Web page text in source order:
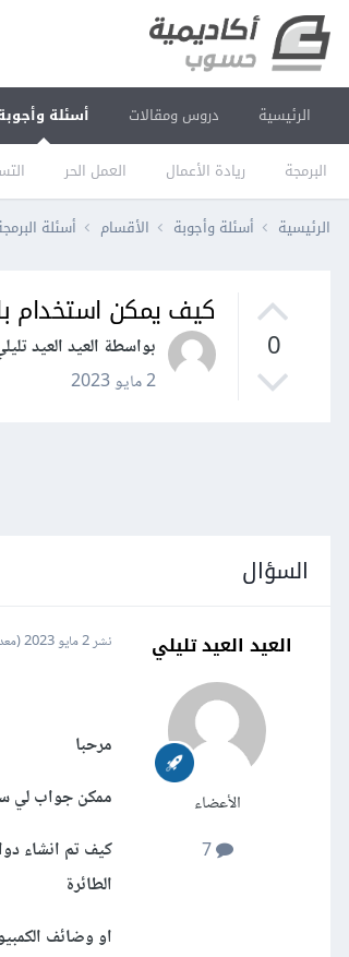
الرئيسية دروس ومقالات أسئلة
البرمجة ريادة الأعمال العمل الحر
الرئيسية أسئلة وأجوبة الأقسام أسئلة
0
كيف يمكن استخدام
بواسطة العيد العيد
2 مايو 2023
السؤال
العيد العيد تليلي
الأعضاء
7
نشر2 مايو 2023
مرحبا
ممكن جواب لي سوأل لدي انا 3 ايام
كيف تم انشاء
الطائرة
او وضائف